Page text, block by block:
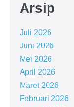
Arsip
Juli 2026
Juni 2026
Mei 2026
April 2026
Maret 2026
Februari 2026